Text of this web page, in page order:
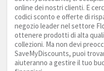
online dei nostri clienti. E
codici sconto e offerte di
negozio leader nel settore
ottenere prodotti di alta
collezioni. Ma non devi
SaveMyDiscounts, puoi
aiuteranno a gestire il tuo